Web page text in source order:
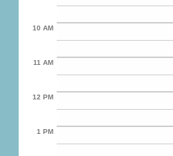
10 AM
11 AM
12 PM
1 PM